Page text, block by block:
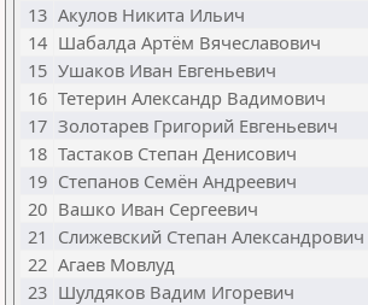
13 Акулов Никита Ильич
14 Шабалда Артём Вячеславович
15 Ушаков Иван Евгеньевич
16 Тетерин Александр Вадимович
17 Золотарев Григорий Евгеньевич
18 Тастаков Степан Денисович
19 Степанов Семён Андреевич
20 Вашко Иван Сергеевич
21 Слижевский Степан Александрович
22 Агаев Мовлуд
23 Шулдяков Вадим Игоревич